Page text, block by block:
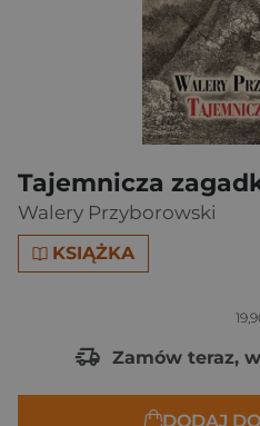
Tajemnicza
Walery Przyborowski
KSIĄŻKA
Zamów teraz,
DODAJ